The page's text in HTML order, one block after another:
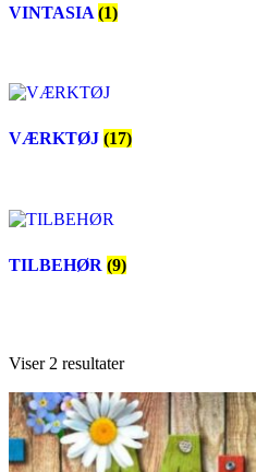
VINTASIA (1)
VÆRKTØJ (17)
TILBEHØR (9)
Viser 2 resultater